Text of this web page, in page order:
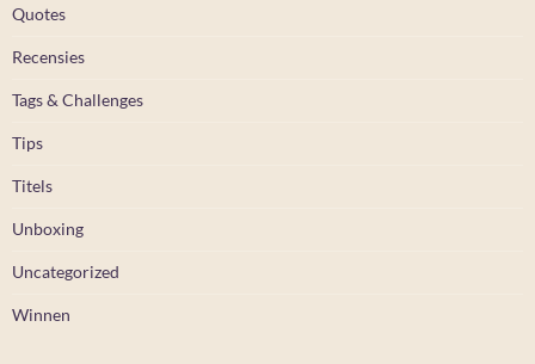
Quotes
Recensies
Tags & Challenges
Tips
Titels
Unboxing
Uncategorized
Winnen